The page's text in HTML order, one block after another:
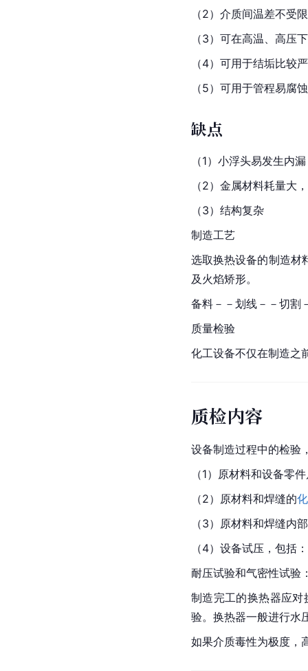
（2）介质间温差不受
（3）可在高温、高压
（4）可用于结垢比较
（5）可用于管程易腐
缺点
（1）小浮头易发生内
（2）金属材料耗量大
（3）结构复杂
制造工艺
选取换热设备的制造材
及火焰矫形。
备料－－划线－－切割
质量检验
化工设备不仅在制造之
质检内容
设备制造过程中的检验
（1）原材料和设备零
（2）原材料和焊缝的
（3）原材料和焊缝内
（4）设备试压，包括
耐压试验和气密性试验
制造完工的换热器应
验。换热器一般进行水
如果介质毒性为极度，